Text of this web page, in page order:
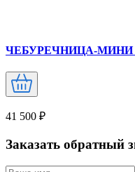
ЧЕБУРЕЧНИЦА-
41 500 ₽
Заказать обратный